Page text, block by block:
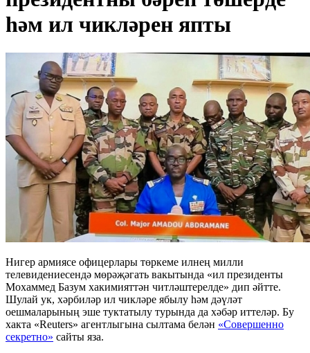
һәм ил чикләрен япты
Нигер армиясе офицерлары төркеме илнең милли
телевидениесендә мөрәҗәгать вакытында «ил президенты
Мохаммед Базум хакимияттән читләштерелде» дип әйтте.
Шулай ук, хәрбиләр ил чикләре ябылу һәм дәүләт
оешмаларының эше туктатылу турында да хәбәр иттеләр. Бу
хакта «Reuters» агентлыгына сылтама белән «Совершенно
секретно» сайты яза.